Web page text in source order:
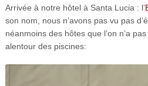
Arrivée à notre hôtel à Santa Lucia : l’
son nom, nous n’avons pas vu pas
néanmoins des hôtes que l’on n’a
alentour des piscines: